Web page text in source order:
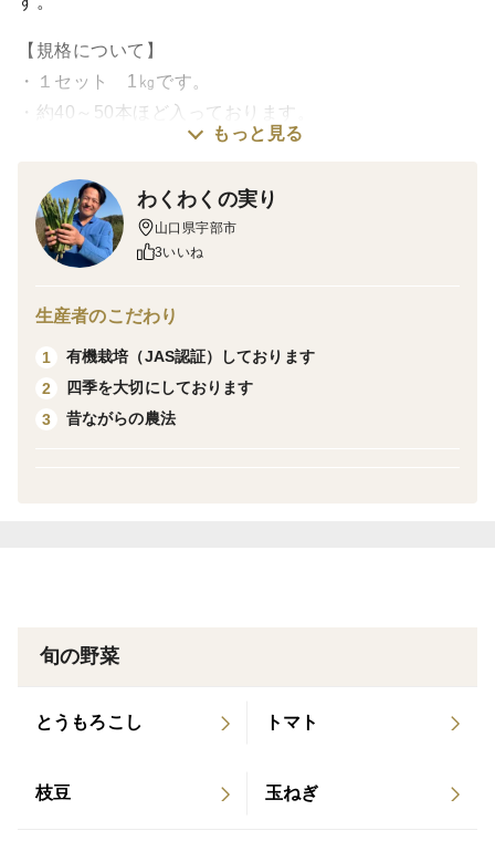
【規格について】
・１セット 1㎏です。
・約40～50本ほど入っております。
・250ｇずつ１つの透明袋に入っております。
【味の特徴】
草木堆肥により育ったスティックセニョールは、
ゆっくり成長するためきめが細かいです。
す。
加熱調理される場合は、
形が崩れにくいのも特徴です。
北は、山間部へと続くのどかな農地。
帆川が流れております。
【保存方法など】
もっと見る
わくわくの実り
山口県宇部市
3いいね
生産者のこだわり
1
有機栽培（JAS認証）しております
2
四季を大切にしております
3
昔ながらの農法
旬の野菜
とうもろこし トマト
枝豆 玉ねぎ